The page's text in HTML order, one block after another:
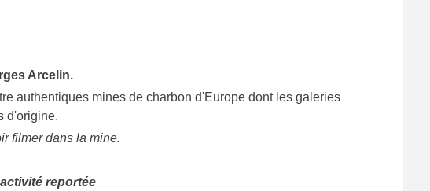
Arcelin.
authentiques mines de charbon d'Europe dont les galeries
d'origine.
filmer dans la mine.
reportée